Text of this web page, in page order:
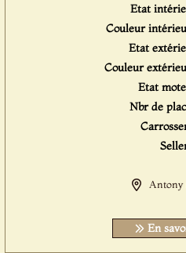
Etat
Couleur
Etat
Couleur
Etat
Nbr de
Antony
En